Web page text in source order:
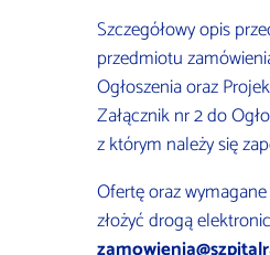
Szczegółowy opis
przedmiotu
Ogłoszenia oraz
Załącznik nr 2 do
z którym należy się
Ofertę oraz
złożyć drogą